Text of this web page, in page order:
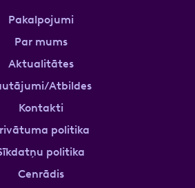
Pakalpojumi
Par mums
Aktualitātes
Atbildes
Kontakti
politika
politika
Cenrādis